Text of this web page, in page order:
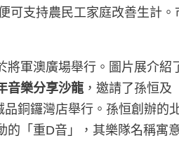
可支持農民工家庭改善生計
將軍澳廣場舉行。圖片展介
音樂分享沙龍 ，邀請了孫恒及
銅鑼灣店舉行。孫恒創辦的
「重D音」，其樂隊名稱寓